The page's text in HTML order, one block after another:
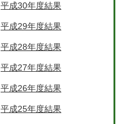
平成30年度結果
平成29年度結果
平成28年度結果
平成27年度結果
平成26年度結果
平成25年度結果